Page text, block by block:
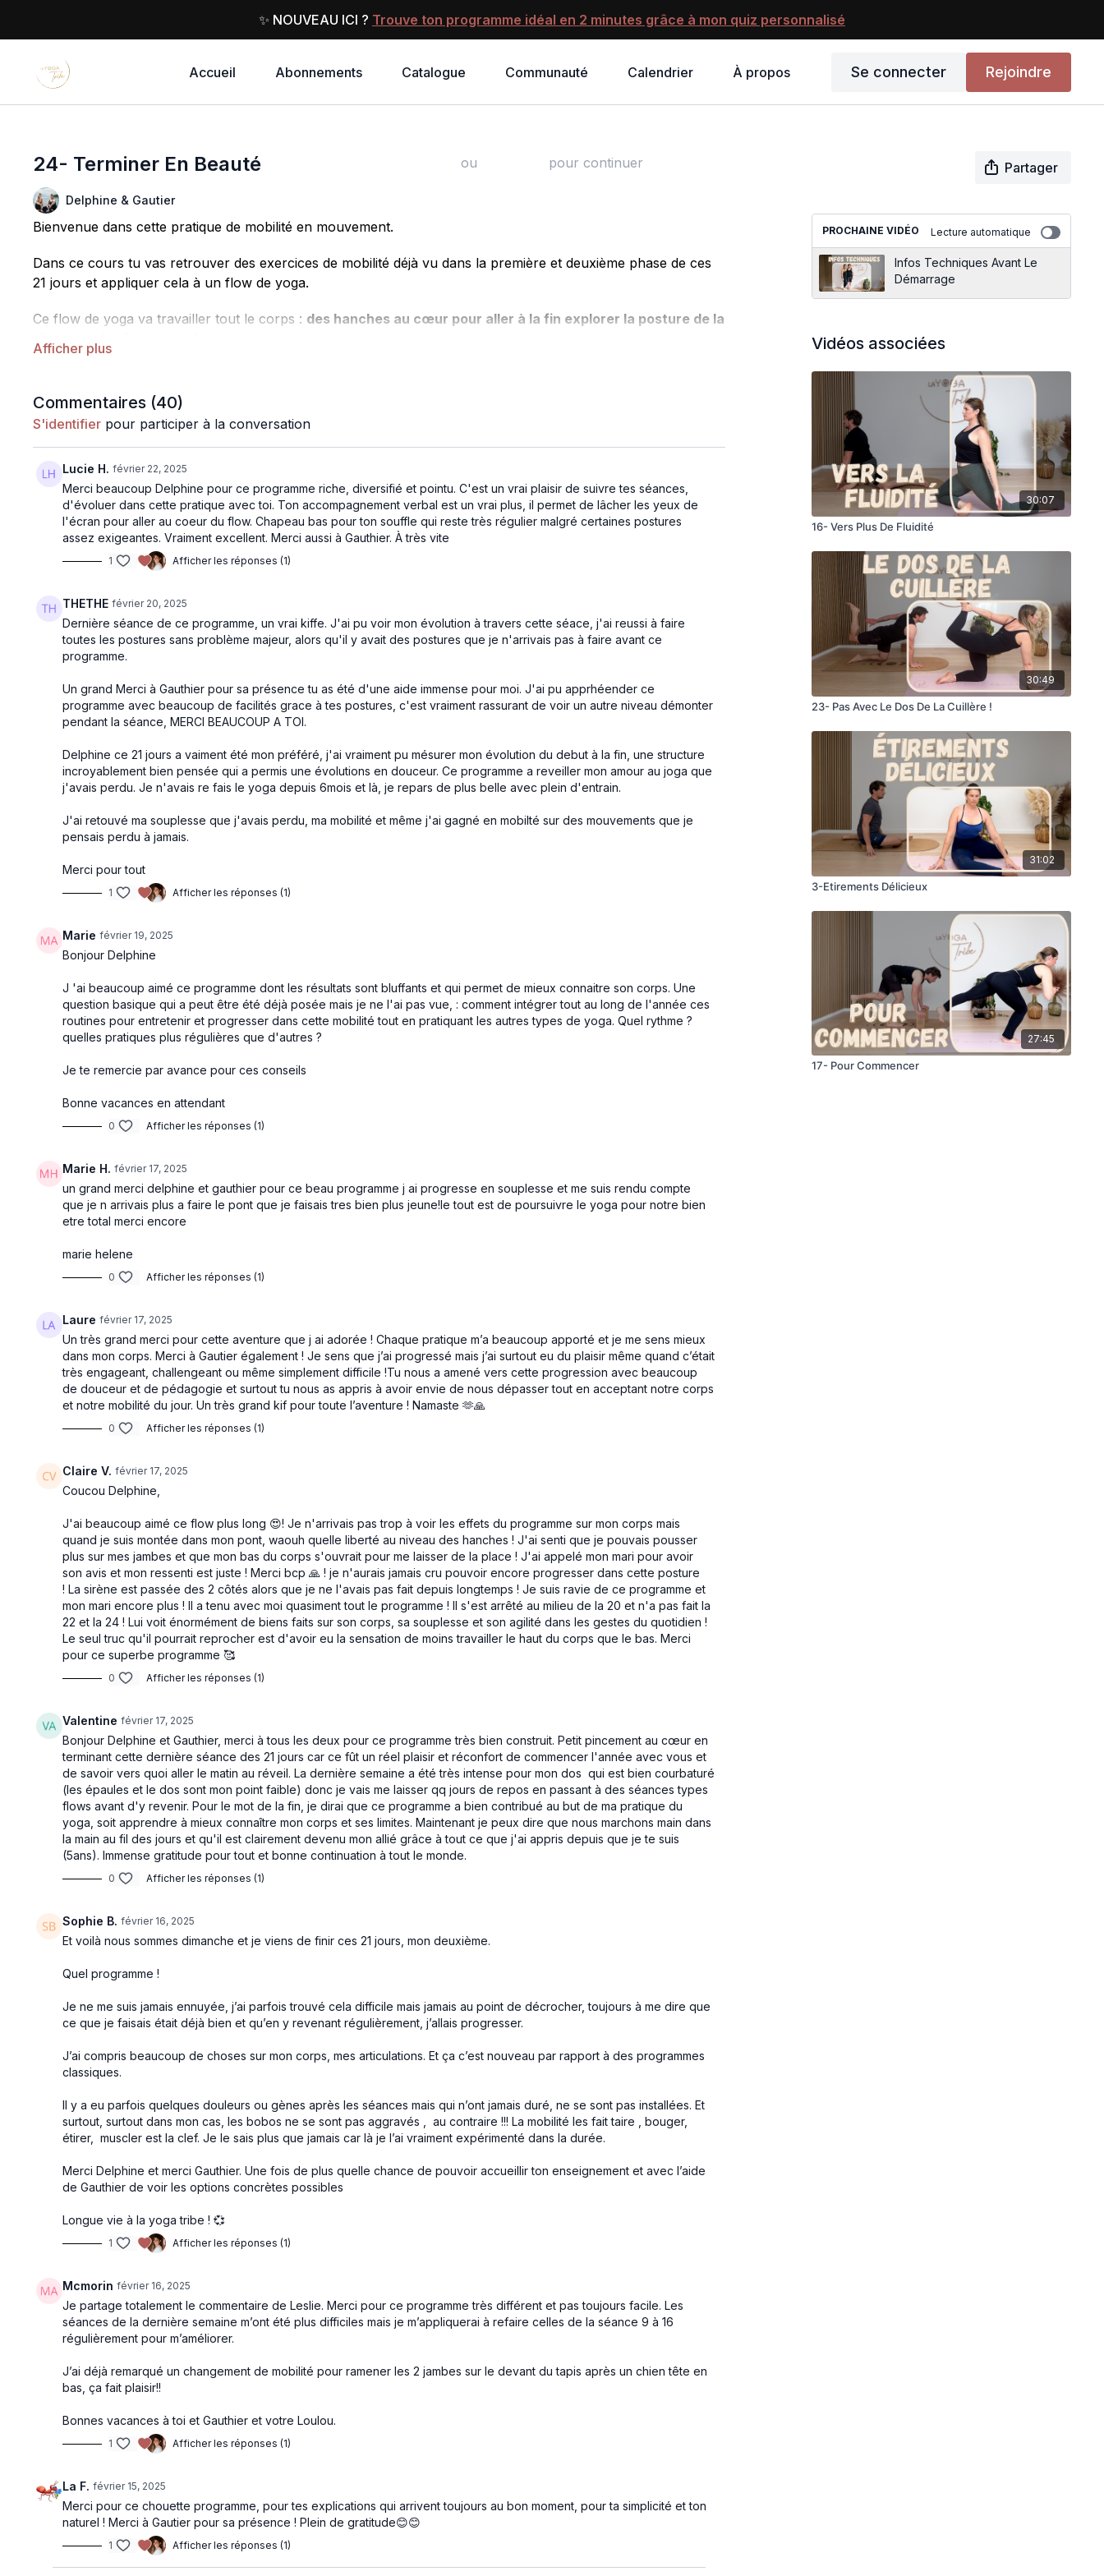
✨ NOUVEAU ICI ? Trouve ton programme idéal en 2 minutes grâce à mon quiz personnalisé
Accueil Abonnements Catalogue Communauté Calendrier À propos Se connecter Rejoindre
ou pour continuer
24- Terminer En Beauté Partager
Delphine & Gautier
Bienvenue dans cette pratique de mobilité en mouvement.
Dans ce cours tu vas retrouver des exercices de mobilité déjà vu dans la première et deuxième phase de ces
21 jours et appliquer cela à un flow de yoga.
Ce flow de yoga va travailler tout le corps : des hanches au cœur pour aller à la fin explorer la posture de la
chemin !
Matériel : 2 briques, 1 sangle
EMAIL DU JOUR
Commentaires (40)
S'identifier pour participer à la conversation
Lucie H. février 22, 2025
Merci beaucoup Delphine pour ce programme riche, diversifié et pointu. C'est un vrai plaisir de suivre tes séances,
d'évoluer dans cette pratique avec toi. Ton accompagnement verbal est un vrai plus, il permet de lâcher les yeux de
l'écran pour aller au coeur du flow. Chapeau bas pour ton souffle qui reste très régulier malgré certaines postures
assez exigeantes. Vraiment excellent. Merci aussi à Gauthier. À très vite
1 Afficher les réponses (1)
THETHE février 20, 2025
Dernière séance de ce programme, un vrai kiffe. J'ai pu voir mon évolution à travers cette séace, j'ai reussi à faire
toutes les postures sans problème majeur, alors qu'il y avait des postures que je n'arrivais pas à faire avant ce
programme.
Un grand Merci à Gauthier pour sa présence tu as été d'une aide immense pour moi. J'ai pu apprhéender ce
programme avec beaucoup de facilités grace à tes postures, c'est vraiment rassurant de voir un autre niveau démonter
pendant la séance, MERCI BEAUCOUP A TOI.
Delphine ce 21 jours a vaiment été mon préféré, j'ai vraiment pu mésurer mon évolution du debut à la fin, une structure
incroyablement bien pensée qui a permis une évolutions en douceur. Ce programme a reveiller mon amour au joga que
j'avais perdu. Je n'avais re fais le yoga depuis 6mois et là, je repars de plus belle avec plein d'entrain.
J'ai retouvé ma souplesse que j'avais perdu, ma mobilité et même j'ai gagné en mobilté sur des mouvements que je
pensais perdu à jamais.
Merci pour tout
1 Afficher les réponses (1)
Marie février 19, 2025
Bonjour Delphine
J 'ai beaucoup aimé ce programme dont les résultats sont bluffants et qui permet de mieux connaitre son corps. Une
question basique qui a peut être été déjà posée mais je ne l'ai pas vue, : comment intégrer tout au long de l'année ces
routines pour entretenir et progresser dans cette mobilité tout en pratiquant les autres types de yoga. Quel rythme ?
quelles pratiques plus régulières que d'autres ?
Je te remercie par avance pour ces conseils
Bonne vacances en attendant
0 Afficher les réponses (1)
Marie H. février 17, 2025
un grand merci delphine et gauthier pour ce beau programme j ai progresse en souplesse et me suis rendu compte
que je n arrivais plus a faire le pont que je faisais tres bien plus jeune!le tout est de poursuivre le yoga pour notre bien
etre total merci encore
marie helene
0 Afficher les réponses (1)
Laure février 17, 2025
Un très grand merci pour cette aventure que j ai adorée ! Chaque pratique m’a beaucoup apporté et je me sens mieux
dans mon corps. Merci à Gautier également ! Je sens que j’ai progressé mais j’ai surtout eu du plaisir même quand c’était
très engageant, challengeant ou même simplement difficile !Tu nous a amené vers cette progression avec beaucoup
de douceur et de pédagogie et surtout tu nous as appris à avoir envie de nous dépasser tout en acceptant notre corps
et notre mobilité du jour. Un très grand kif pour toute l’aventure ! Namaste 🫶🙏
0 Afficher les réponses (1)
Claire V. février 17, 2025
Coucou Delphine,
J'ai beaucoup aimé ce flow plus long 😍! Je n'arrivais pas trop à voir les effets du programme sur mon corps mais
quand je suis montée dans mon pont, waouh quelle liberté au niveau des hanches ! J'ai senti que je pouvais pousser
plus sur mes jambes et que mon bas du corps s'ouvrait pour me laisser de la place ! J'ai appelé mon mari pour avoir
son avis et mon ressenti est juste ! Merci bcp 🙏 ! je n'aurais jamais cru pouvoir encore progresser dans cette posture
! La sirène est passée des 2 côtés alors que je ne l'avais pas fait depuis longtemps ! Je suis ravie de ce programme et
mon mari encore plus ! Il a tenu avec moi quasiment tout le programme ! Il s'est arrêté au milieu de la 20 et n'a pas fait la
22 et la 24 ! Lui voit énormément de biens faits sur son corps, sa souplesse et son agilité dans les gestes du quotidien !
Le seul truc qu'il pourrait reprocher est d'avoir eu la sensation de moins travailler le haut du corps que le bas. Merci
pour ce superbe programme 🥰
0 Afficher les réponses (1)
Valentine février 17, 2025
Bonjour Delphine et Gauthier, merci à tous les deux pour ce programme très bien construit. Petit pincement au cœur en
terminant cette dernière séance des 21 jours car ce fût un réel plaisir et réconfort de commencer l'année avec vous et
de savoir vers quoi aller le matin au réveil. La dernière semaine a été très intense pour mon dos qui est bien courbaturé
(les épaules et le dos sont mon point faible) donc je vais me laisser qq jours de repos en passant à des séances types
flows avant d'y revenir. Pour le mot de la fin, je dirai que ce programme a bien contribué au but de ma pratique du
yoga, soit apprendre à mieux connaître mon corps et ses limites. Maintenant je peux dire que nous marchons main dans
la main au fil des jours et qu'il est clairement devenu mon allié grâce à tout ce que j'ai appris depuis que je te suis
(5ans). Immense gratitude pour tout et bonne continuation à tout le monde.
0 Afficher les réponses (1)
Sophie B. février 16, 2025
Et voilà nous sommes dimanche et je viens de finir ces 21 jours, mon deuxième.
Quel programme !
Je ne me suis jamais ennuyée, j’ai parfois trouvé cela difficile mais jamais au point de décrocher, toujours à me dire que
ce que je faisais était déjà bien et qu’en y revenant régulièrement, j’allais progresser.
J’ai compris beaucoup de choses sur mon corps, mes articulations. Et ça c’est nouveau par rapport à des programmes
classiques.
Il y a eu parfois quelques douleurs ou gènes après les séances mais qui n’ont jamais duré, ne se sont pas installées. Et
surtout, surtout dans mon cas, les bobos ne se sont pas aggravés , au contraire !!! La mobilité les fait taire , bouger,
étirer, muscler est la clef. Je le sais plus que jamais car là je l’ai vraiment expérimenté dans la durée.
Merci Delphine et merci Gauthier. Une fois de plus quelle chance de pouvoir accueillir ton enseignement et avec l’aide
de Gauthier de voir les options concrètes possibles
Longue vie à la yoga tribe ! 💞
1 Afficher les réponses (1)
Mcmorin février 16, 2025
Je partage totalement le commentaire de Leslie. Merci pour ce programme très différent et pas toujours facile. Les
séances de la dernière semaine m’ont été plus difficiles mais je m’appliquerai à refaire celles de la séance 9 à 16
régulièrement pour m’améliorer.
J’ai déjà remarqué un changement de mobilité pour ramener les 2 jambes sur le devant du tapis après un chien tête en
bas, ça fait plaisir!!
Bonnes vacances à toi et Gauthier et votre Loulou.
1 Afficher les réponses (1)
La F. février 15, 2025
Merci pour ce chouette programme, pour tes explications qui arrivent toujours au bon moment, pour ta simplicité et ton
naturel ! Merci à Gautier pour sa présence ! Plein de gratitude😊😊
1 Afficher les réponses (1)
PROCHAINE VIDÉO Lecture automatique
Infos Techniques Avant Le
Démarrage
Vidéos associées
30:07
16- Vers Plus De Fluidité
30:49
23- Pas Avec Le Dos De La Cuillère !
31:02
3-Etirements Délicieux
27:45
17- Pour Commencer